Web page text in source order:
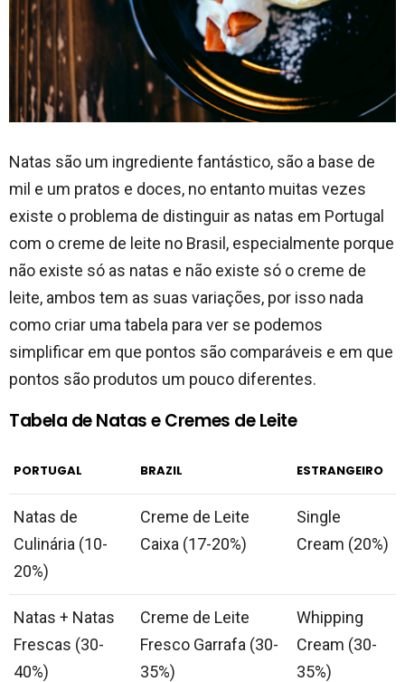
Natas são um ingrediente fantástico, são a base de
mil e um pratos e doces, no entanto muitas vezes
existe o problema de distinguir as natas em Portugal
com o creme de leite no Brasil, especialmente porque
não existe só as natas e não existe só o creme de
leite, ambos tem as suas variações, por isso nada
como criar uma tabela para ver se podemos
simplificar em que pontos são comparáveis e em que
pontos são produtos um pouco diferentes.
Tabela de Natas e Cremes de Leite
PORTUGAL BRAZIL ESTRANGEIRO
Natas de
Culinária (10-
20%)
Creme de Leite
Caixa (17-20%)
Single
Cream (20%)
Natas + Natas
Frescas (30-
40%)
Creme de Leite
Fresco Garrafa (30-
35%)
Whipping
Cream (30-
35%)